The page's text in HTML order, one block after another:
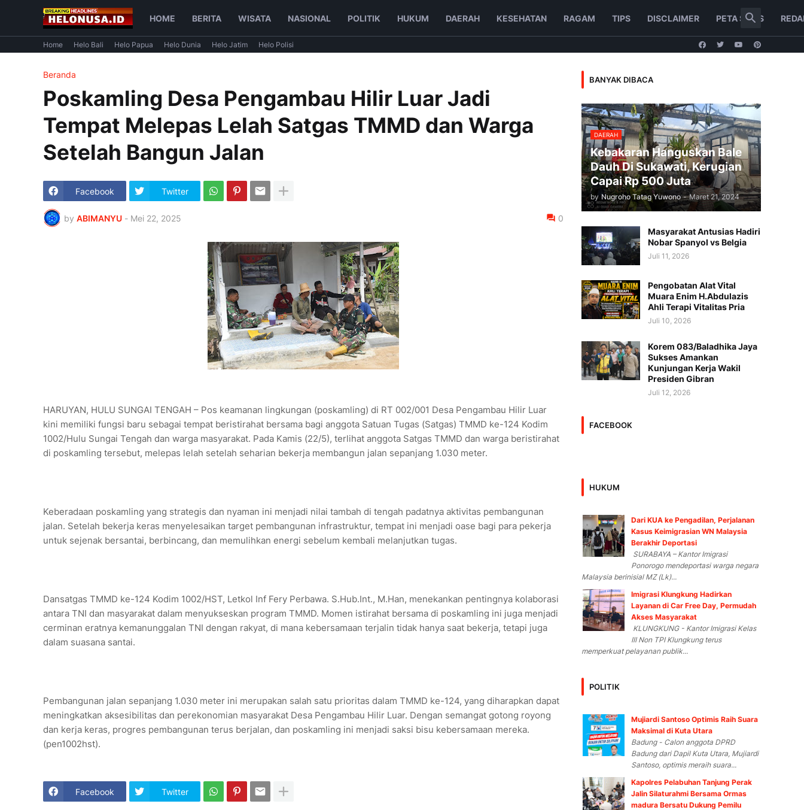
HOME BERITA WISATA NASIONAL POLITIK HUKUM DAERAH KESEHATAN RAGAM TIPS DISCLAIMER PETA SITUS
Home Helo Bali Helo Papua Helo Dunia Helo Jatim Helo Polisi
Beranda
Poskamling Desa Pengambau Hilir Luar Jadi
Tempat Melepas Lelah Satgas TMMD dan Warga
Setelah Bangun Jalan
Facebook Twitter
by ABIMANYU - Mei 22, 2025 0
HARUYAN, HULU SUNGAI TENGAH – Pos keamanan lingkungan (poskamling) di RT 002/001 Desa Pengambau Hilir Luar
kini memiliki fungsi baru sebagai tempat beristirahat bersama bagi anggota Satuan Tugas (Satgas) TMMD ke-124 Kodim
1002/Hulu Sungai Tengah dan warga masyarakat. Pada Kamis (22/5), terlihat anggota Satgas TMMD dan warga beristirahat
di poskamling tersebut, melepas lelah setelah seharian bekerja membangun jalan sepanjang 1.030 meter.
Keberadaan poskamling yang strategis dan nyaman ini menjadi nilai tambah di tengah padatnya aktivitas pembangunan
jalan. Setelah bekerja keras menyelesaikan target pembangunan infrastruktur, tempat ini menjadi oase bagi para pekerja
untuk sejenak bersantai, berbincang, dan memulihkan energi sebelum kembali melanjutkan tugas.
Dansatgas TMMD ke-124 Kodim 1002/HST, Letkol Inf Fery Perbawa. S.Hub.Int., M.Han, menekankan pentingnya kolaborasi
antara TNI dan masyarakat dalam menyukseskan program TMMD. Momen istirahat bersama di poskamling ini juga menjadi
cerminan eratnya kemanunggalan TNI dengan rakyat, di mana kebersamaan terjalin tidak hanya saat bekerja, tetapi juga
dalam suasana santai.
Pembangunan jalan sepanjang 1.030 meter ini merupakan salah satu prioritas dalam TMMD ke-124, yang diharapkan dapat
meningkatkan aksesibilitas dan perekonomian masyarakat Desa Pengambau Hilir Luar. Dengan semangat gotong royong
dan kerja keras, progres pembangunan terus berjalan, dan poskamling ini menjadi saksi bisu kebersamaan mereka.
(pen1002hst).
Facebook Twitter
BANYAK DIBACA
DAERAH
Kebakaran Hanguskan Bale
Dauh Di Sukawati, Kerugian
Capai Rp 500 Juta
by Nugroho Tatag Yuwono - Maret 21, 2024
Masyarakat Antusias Hadiri
Nobar Spanyol vs Belgia
Juli 11, 2026
Pengobatan Alat Vital
Muara Enim H.Abdulazis
Ahli Terapi Vitalitas Pria
Juli 10, 2026
Korem 083/Baladhika Jaya
Sukses Amankan
Kunjungan Kerja Wakil
Presiden Gibran
Juli 12, 2026
FACEBOOK
HUKUM
Dari KUA ke Pengadilan, Perjalanan
Kasus Keimigrasian WN Malaysia
Berakhir Deportasi
SURABAYA – Kantor Imigrasi
Ponorogo mendeportasi warga negara
Malaysia berinisial MZ (Lk)...
Imigrasi Klungkung Hadirkan
Layanan di Car Free Day, Permudah
Akses Masyarakat
KLUNGKUNG - Kantor Imigrasi Kelas
III Non TPI Klungkung terus
memperkuat pelayanan publik...
POLITIK
Mujiardi Santoso Optimis Raih Suara
Maksimal di Kuta Utara
Badung - Calon anggota DPRD
Badung dari Dapil Kuta Utara, Mujiardi
Santoso, optimis meraih suara...
Kapolres Pelabuhan Tanjung Perak
Jalin Silaturahmi Bersama Ormas
madura Bersatu Dukung Pemilu